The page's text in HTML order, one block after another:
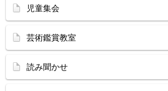
児童集会
芸術鑑賞教室
読み聞かせ